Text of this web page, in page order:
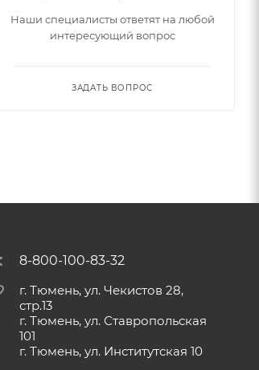
Наши специалисты ответят на любой
интересующий вопрос
ЗАДАТЬ ВОПРОС
8-800-100-83-32
г. Тюмень, ул. Чекистов 28,
стр.13
г. Тюмень, ул. Ставропольская
101
г. Тюмень, ул. Институтская 10